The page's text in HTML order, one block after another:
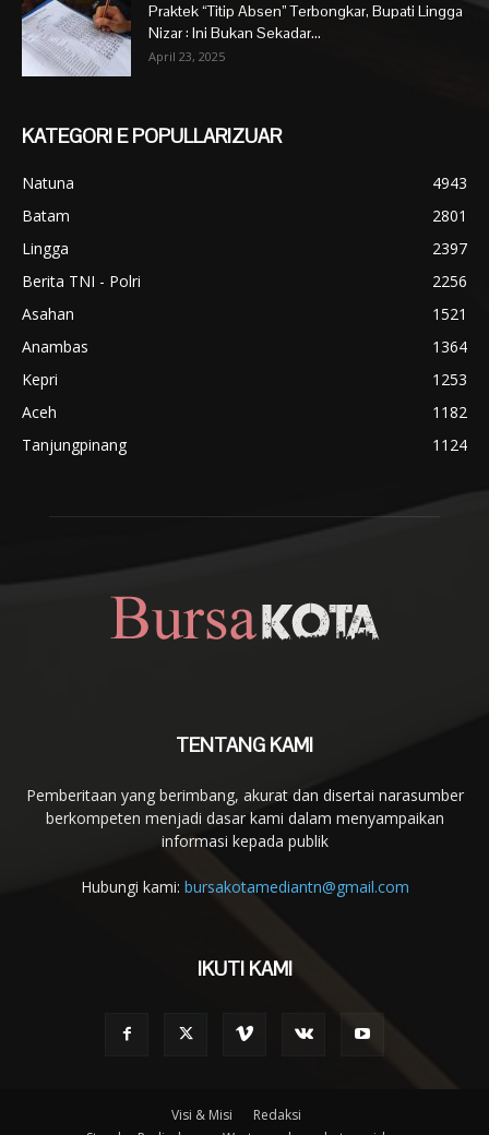
Praktek “Titip Absen” Terbongkar, Bupati Lingga
Nizar : Ini Bukan Sekadar...
April 23, 2025
KATEGORI E POPULLARIZUAR
Natuna
4943
Batam
2801
Lingga
2397
Berita TNI - Polri
2256
Asahan
1521
Anambas
1364
Kepri
1253
Aceh
1182
Tanjungpinang
1124
TENTANG KAMI
Pemberitaan yang berimbang, akurat dan disertai narasumber
berkompeten menjadi dasar kami dalam menyampaikan
informasi kepada publik
Hubungi kami: bursakotamediantn@gmail.com
IKUTI KAMI
Visi & Misi
Redaksi